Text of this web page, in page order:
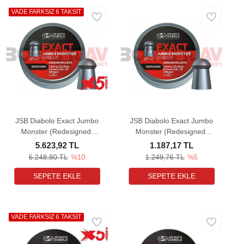
JSB Diabolo Exact Jumbo
Monster (Redesigned)
5,52 mm 5 Paket Havalı
Tüfek Saçması (25,39
6.248,80 TL %10
5.623,92 TL
VADE FARKSIZ 6 TAKSİT
JSB Diabolo Exact Jumbo
Monster (Redesigned)
5,52 mm Havalı Tüfek
Saçması (25,39 Grain -
1.249,76 TL %5
1.187,17 TL
VADE FARKSIZ 6 TAKSİT